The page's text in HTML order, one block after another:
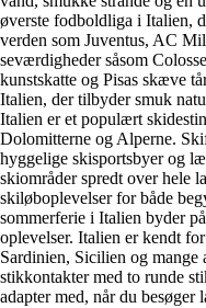
øverste fodboldliga i Italien,
verden som Juventus, AC
seværdigheder såsom
kunstskatte og Pisas skæve
Italien, der tilbyder smuk
Italien er et populært
Dolomitterne og Alperne.
hyggelige skisportsbyer og
skiområder spredt over hele
skiløboplevelser for både
sommerferie i Italien byder
oplevelser. Italien er kendt
Sardinien, Sicilien og
stikkontakter med to runde
adapter med, når du